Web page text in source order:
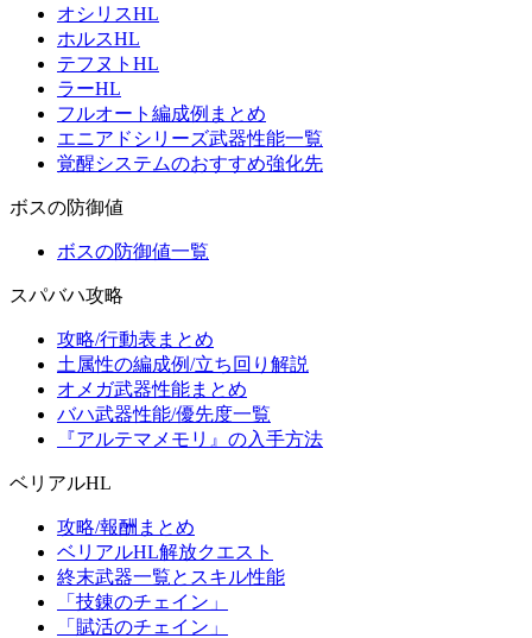
オシリスHL
ホルスHL
テフヌトHL
ラーHL
フルオート編成例まとめ
エニアドシリーズ武器性能一覧
覚醒システムのおすすめ強化先
ボスの防御値
ボスの防御値一覧
スパバハ攻略
攻略/行動表まとめ
土属性の編成例/立ち回り解説
オメガ武器性能まとめ
バハ武器性能/優先度一覧
『アルテマメモリ』の入手方法
ベリアルHL
攻略/報酬まとめ
ベリアルHL解放クエスト
終末武器一覧とスキル性能
「技錬のチェイン」
「賦活のチェイン」